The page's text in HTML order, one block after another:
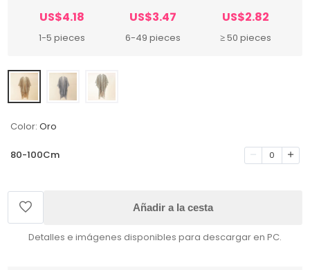
US$4.18
1-5 pieces
US$3.47
6-49 pieces
US$2.82
≥ 50 pieces
Color: Oro
80-100Cm 0
Añadir a la cesta
Detalles e imágenes disponibles para descargar en PC.